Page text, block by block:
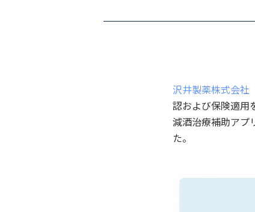
沢井製薬株式会社
認および保険適用
減酒治療補助アプ
た。